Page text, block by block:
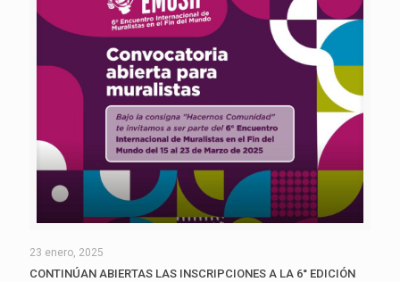
23 enero, 2025
CONTINÚAN ABIERTAS LAS INSCRIPCIONES A LA 6° EDICIÓN